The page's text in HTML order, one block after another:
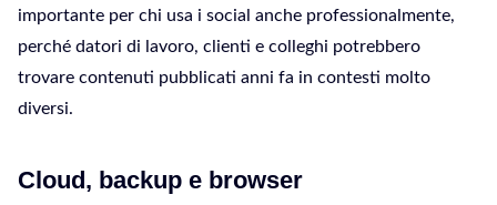
importante per chi usa i social anche professionalmente,
perché datori di lavoro, clienti e colleghi potrebbero
trovare contenuti pubblicati anni fa in contesti molto
diversi.
Cloud, backup e browser